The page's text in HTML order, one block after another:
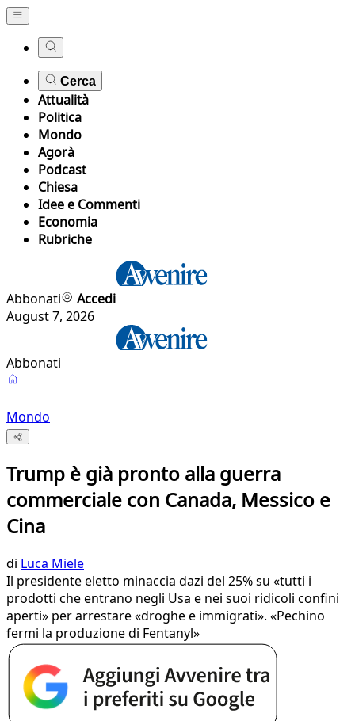
Cerca
Attualità
Politica
Mondo
Agorà
Podcast
Chiesa
Idee e Commenti
Economia
Rubriche
Abbonati
Accedi
August 7, 2026
Abbonati
Mondo
Trump è già pronto alla guerra
commerciale con Canada, Messico e
Cina
di Luca Miele
Il presidente eletto minaccia dazi del 25% su «tutti i
prodotti che entrano negli Usa e nei suoi ridicoli confini
aperti» per arrestare «droghe e immigrati». «Pechino
fermi la produzione di Fentanyl»